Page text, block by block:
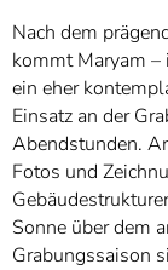
Nach dem
kommt Maryam –
ein eher
Einsatz an der
Abendstunden.
Fotos und
Sonne über dem
Grabungssaison